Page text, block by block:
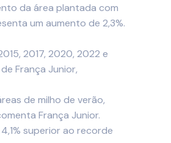
da área plantada com
um aumento de 2,3%.
2017, 2020, 2022 e
França Junior,
de milho de verão,
França Junior.
superior ao recorde